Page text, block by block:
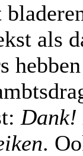
als
Dank!
.